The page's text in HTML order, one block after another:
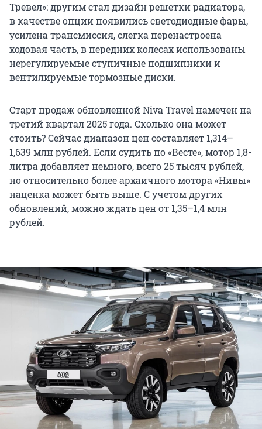
Тревел»: другим стал дизайн решетки радиатора,
в качестве опции появились светодиодные фары,
усилена трансмиссия, слегка перенастроена
ходовая часть, в передних колесах использованы
нерегулируемые ступичные подшипники и
вентилируемые тормозные диски.
Старт продаж обновленной Niva Travel намечен на
третий квартал 2025 года. Сколько она может
стоить? Сейчас диапазон цен составляет 1,314–
1,639 млн рублей. Если судить по «Весте», мотор 1,8-
литра добавляет немного, всего 25 тысяч рублей,
но относительно более архаичного мотора «Нивы»
наценка может быть выше. С учетом других
обновлений, можно ждать цен от 1,35–1,4 млн
рублей.